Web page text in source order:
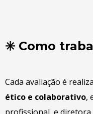
✳️ Como
Cada avaliação é
ético e colaborativo,